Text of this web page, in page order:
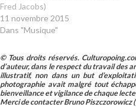
Fred Jacobs)
11 novembre 2015
Dans "Musique"
© Tous droits réservés.
d’auteur, dans le respect du travail des
illustratif, non dans un but
photographie avait malgré tout
bienveillance et vigilance de chaque
Merci de contacter Bruno Piszczorowicz (